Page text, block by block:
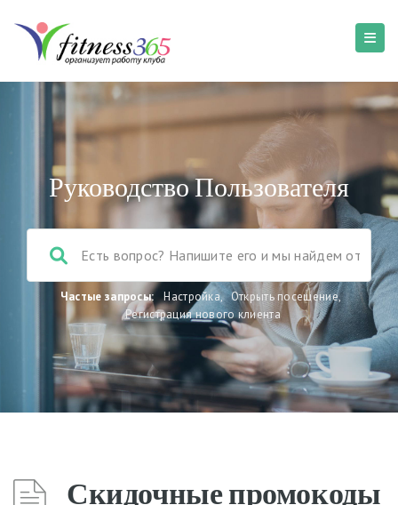
Руководство Пользователя
Частые запросы: Настройка, Открыть посещение,
Регистрация нового клиента
Скидочные промокоды